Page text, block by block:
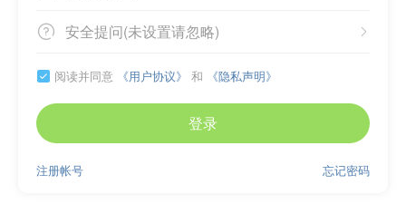
 
安全提问(未设置请忽略)
 阅读并同意 《用户协议》 和 《隐私声明》
登录
忘记密码
注册帐号